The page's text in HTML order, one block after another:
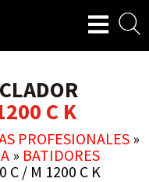
C K
PROFESIONALES »
» BATIDORES
C / M 1200 C K